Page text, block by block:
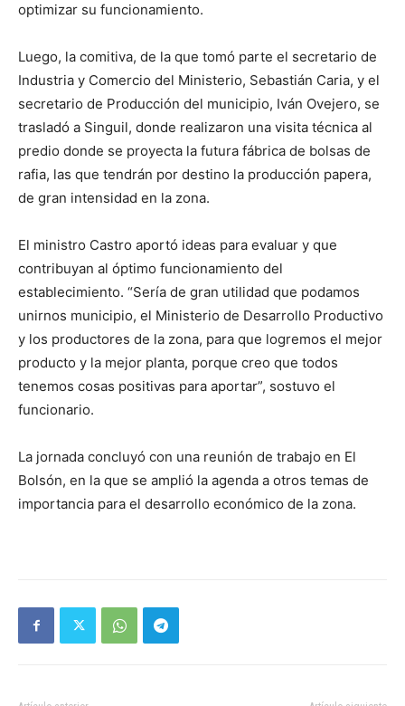
optimizar su funcionamiento.
Luego, la comitiva, de la que tomó parte el secretario de
Industria y Comercio del Ministerio, Sebastián Caria, y el
secretario de Producción del municipio, Iván Ovejero, se
trasladó a Singuil, donde realizaron una visita técnica al
predio donde se proyecta la futura fábrica de bolsas de
rafia, las que tendrán por destino la producción papera,
de gran intensidad en la zona.
El ministro Castro aportó ideas para evaluar y que
contribuyan al óptimo funcionamiento del
establecimiento. “Sería de gran utilidad que podamos
unirnos municipio, el Ministerio de Desarrollo Productivo
y los productores de la zona, para que logremos el mejor
producto y la mejor planta, porque creo que todos
tenemos cosas positivas para aportar”, sostuvo el
funcionario.
La jornada concluyó con una reunión de trabajo en El
Bolsón, en la que se amplió la agenda a otros temas de
importancia para el desarrollo económico de la zona.